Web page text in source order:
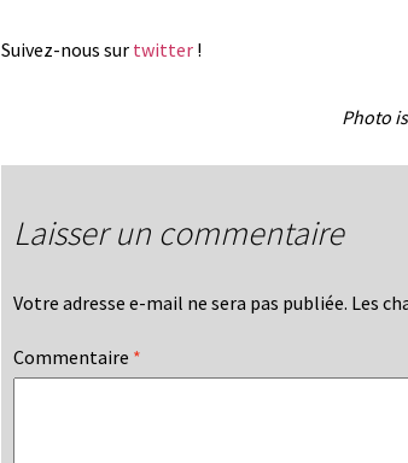
Suivez-nous sur twitter !
Photo
Laisser un commentaire
Votre adresse e-mail ne sera pas publiée. Les
Commentaire *